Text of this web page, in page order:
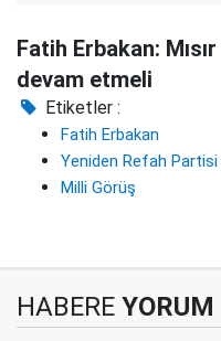
Fatih Erbakan:
devam etmeli
Etiketler :
Fatih Erbakan
Yeniden Refah Partisi
Milli Görüş
HABERE